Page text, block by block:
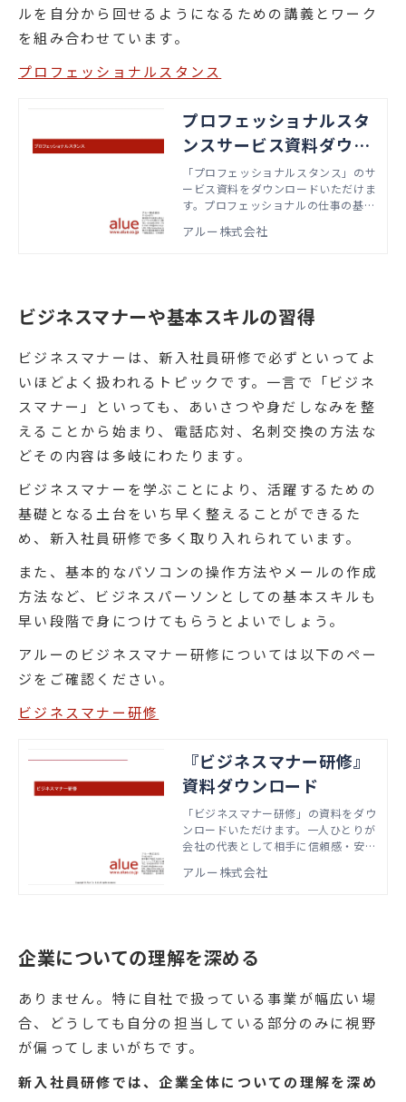
ルを自分から回せるようになるための講義とワーク
を組み合わせています。
プロフェッショナルスタンス
プロフェッショナルスタ
ンスサービス資料ダウン
ロード
「プロフェッショナルスタンス」のサ
ービス資料をダウンロードいただけま
す。プロフェッショナルの仕事の基本
ためにG-PDCAサイクルを自分から回
アルー株式会社
ビジネスマナーや基本スキルの習得
ビジネスマナーは、新入社員研修で必ずといってよ
いほどよく扱われるトピックです。一言で「ビジネ
スマナー」といっても、あいさつや身だしなみを整
えることから始まり、電話応対、名刺交換の方法な
どその内容は多岐にわたります。
ビジネスマナーを学ぶことにより、活躍するための
基礎となる土台をいち早く整えることができるた
め、新入社員研修で多く取り入れられています。
また、基本的なパソコンの操作方法やメールの作成
方法など、ビジネスパーソンとしての基本スキルも
早い段階で身につけてもらうとよいでしょう。
アルーのビジネスマナー研修については以下のペー
ジをご確認ください。
ビジネスマナー研修
『ビジネスマナー研修』
資料ダウンロード
「ビジネスマナー研修」の資料をダウ
ンロードいただけます。一人ひとりが
会社の代表として相手に信頼感・安心
印象管理（身だしなみ、挨拶、表情、
アルー株式会社
企業についての理解を深める
ありません。特に自社で扱っている事業が幅広い場
合、どうしても自分の担当している部分のみに視野
が偏ってしまいがちです。
新入社員研修では、企業全体についての理解を深め